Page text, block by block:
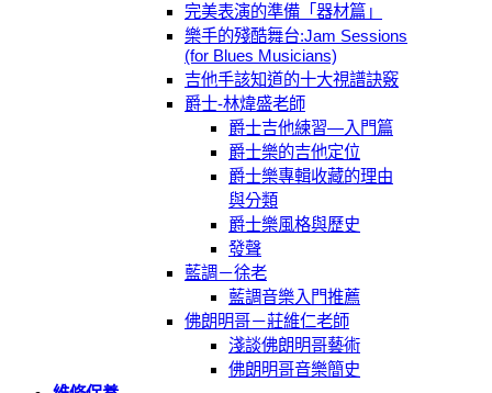
完美表演的準備「器材篇」
樂手的殘酷舞台:Jam Sessions
(for Blues Musicians)
吉他手該知道的十大視譜訣竅
爵士-林煒盛老師
爵士吉他練習—入門篇
爵士樂的吉他定位
爵士樂專輯收藏的理由
與分類
爵士樂風格與歷史
發聲
藍調－徐老
藍調音樂入門推薦
佛朗明哥－莊維仁老師
淺談佛朗明哥藝術
佛朗明哥音樂簡史